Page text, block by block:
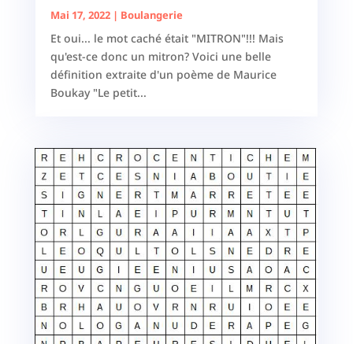
Mai 17, 2022| Boulangerie
Et oui... le mot caché était "MITRON"!!! Mais
qu'est-ce donc un mitron? Voici une belle
définition extraite d'un poème de Maurice
Boukay "Le petit...